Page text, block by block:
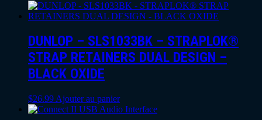
DUNLOP – SLS1033BK – STRAPLOK®
STRAP RETAINERS DUAL DESIGN –
BLACK OXIDE
$26.99 Ajouter au panier